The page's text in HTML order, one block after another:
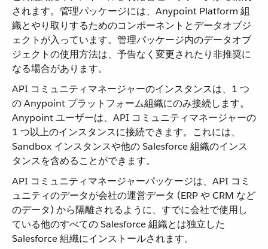
されます。管理パッケージには、Anypoint Platform 組
織とやり取りするためのコンポーネントとデータオブジ
ェクトが入っています。管理パッケージ内のデータオブ
ジェクトの使用方法は、予告なく変更されたり非推奨に
なる場合があります。
API コミュニティマネージャーのインスタンスは、1 つ
の Anypoint プラットフォーム組織にのみ接続します。
Anypoint ユーザーは、API コミュニティマネージャーの
1 つ以上のインスタンスに接続できます。これには、
Sandbox インスタンスや他の Salesforce 組織のインス
タンスを含めることができます。
API コミュニティマネージャーパッケージは、API コミ
ュニティのデータが会社の運営データ (ERP や CRM など
のデータ) から隔離されるように、すでに会社で使用し
ている他のすべての Salesforce 組織とは独立した
Salesforce 組織にインストールされます。